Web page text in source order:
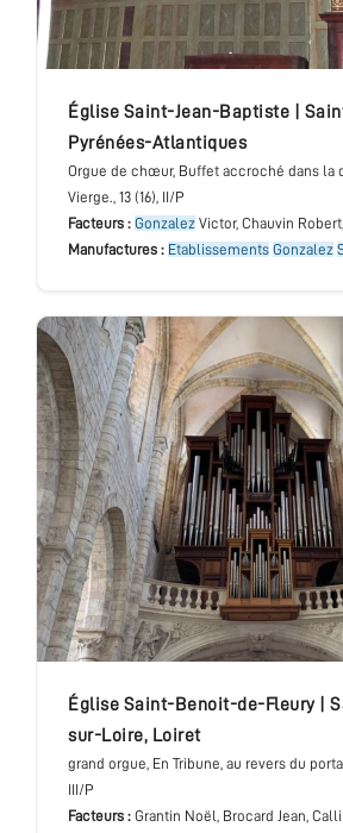
église Saint-Jean-Baptiste
Pyrénées-Atlantiques
Orgue de chœur, Buffet accroché dans la
Vierge., 13 (16), II/P
Facteurs : Gonzalez Victor, Chauvin
Manufactures : Etablissements Gonzalez
église Saint-Benoit-de-Fleury|
sur-Loire, Loiret
grand orgue, En Tribune, au revers du
III/P
Facteurs : Grantin Noël, Brocard Jean,